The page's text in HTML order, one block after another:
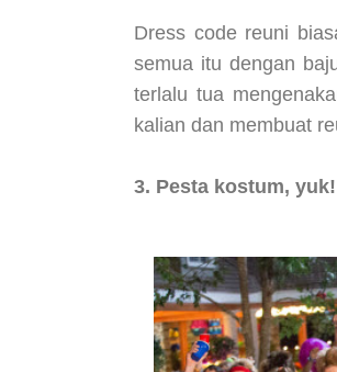
Dress code reuni
semua itu dengan
terlalu tua
kalian dan membuat
3. Pesta kostum, yuk!